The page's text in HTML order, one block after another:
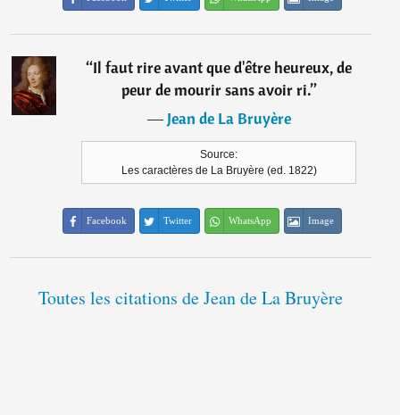
“Il faut rire avant que d'être heureux, de
peur de mourir sans avoir ri.”
―Jean de La Bruyère
Source:
Les caractères de La Bruyère (ed. 1822)
Facebook Twitter WhatsApp Image
Toutes les citations de Jean de La Bruyère